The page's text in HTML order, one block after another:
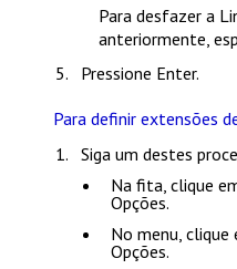
Para desfazer a
anteriormente,
Pressione Enter.
Para definir extensões
Siga um destes
Na fita, clique
Opções.
No menu, clique
Opções.